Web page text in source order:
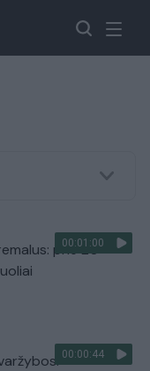
00:01:00
prie 20
00:00:44